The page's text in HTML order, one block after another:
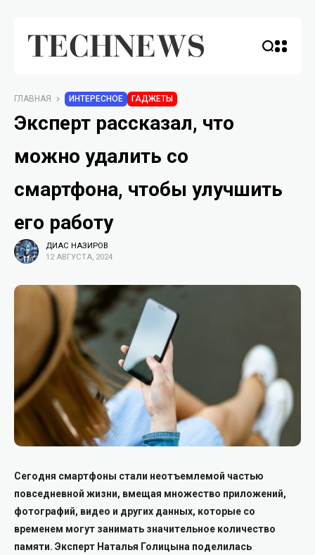
ГЛАВНАЯ ИНТЕРЕСНОЕ ГАДЖЕТЫ
Эксперт рассказал, что
можно удалить со
смартфона, чтобы улучшить
его работу
ДИАС НАЗИРОВ
12 АВГУСТА, 2024
Сегодня смартфоны стали неотъемлемой частью
повседневной жизни, вмещая множество приложений,
фотографий, видео и других данных, которые со
временем могут занимать значительное количество
памяти. Эксперт Наталья Голицына поделилась